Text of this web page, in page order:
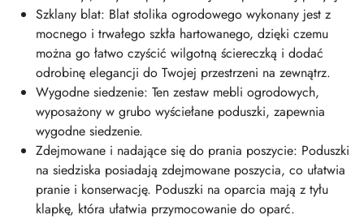
Szklany blat: Blat stolika ogrodowego wykonany jest z
mocnego i trwałego szkła hartowanego, dzięki czemu
można go łatwo czyścić wilgotną ściereczką i dodać
odrobinę elegancji do Twojej przestrzeni na zewnątrz.
Wygodne siedzenie: Ten zestaw mebli ogrodowych,
wyposażony w grubo wyściełane poduszki, zapewnia
wygodne siedzenie.
Zdejmowane i nadające się do prania poszycie: Poduszki
na siedziska posiadają zdejmowane poszycia, co ułatwia
pranie i konserwację. Poduszki na oparcia mają z tyłu
klapkę, która ułatwia przymocowanie do oparć.